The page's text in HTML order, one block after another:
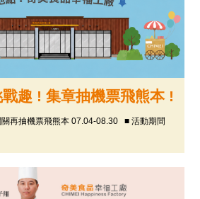
趣 ! 集章抽機票飛熊本 !
再抽機票飛熊本 07.04-08.30 ■ 活動期間